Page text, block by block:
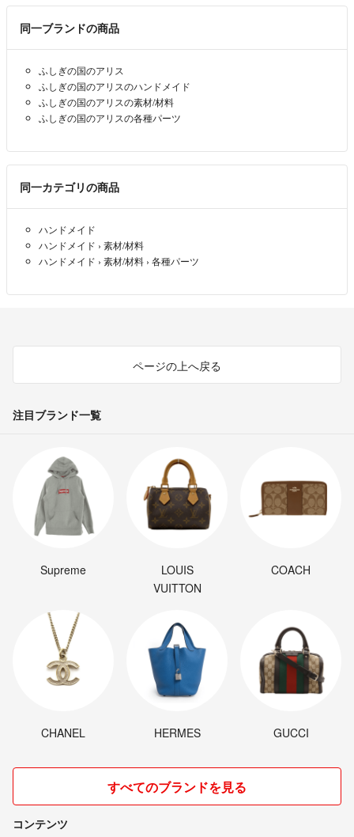
同一ブランドの商品
ふしぎの国のアリス
ふしぎの国のアリスのハンドメイド
ふしぎの国のアリスの素材/材料
ふしぎの国のアリスの各種パーツ
同一カテゴリの商品
ハンドメイド
ハンドメイド › 素材/材料
ハンドメイド › 素材/材料 › 各種パーツ
ページの上へ戻る
注目ブランド一覧
Supreme
LOUIS
VUITTON
COACH
CHANEL HERMES GUCCI
すべてのブランドを見る
コンテンツ